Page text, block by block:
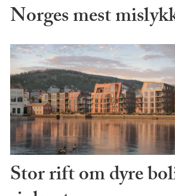
Norges mest
Stor rift om dyre